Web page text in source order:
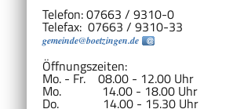
Telefon: 07663 / 9310-0
Telefax: 07663 / 9310-33
gemeinde@boetzingen.de
Öffnungszeiten:
Mo. - Fr. 08.00 - 12.00 Uhr
Mo. 14.00 - 18.00 Uhr
Do. 14.00 - 15.30 Uhr